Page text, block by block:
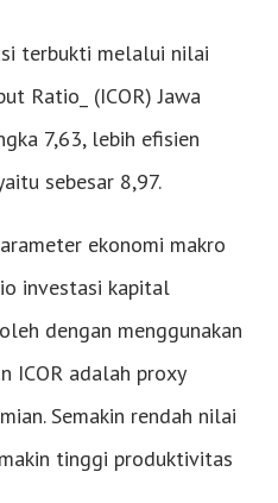
terbukti melalui nilai
Ratio_ (ICOR) Jawa
7,63, lebih efisien
sebesar 8,97.
ekonomi makro
investasi kapital
dengan menggunakan
ICOR adalah proxy
Semakin rendah nilai
tinggi produktivitas